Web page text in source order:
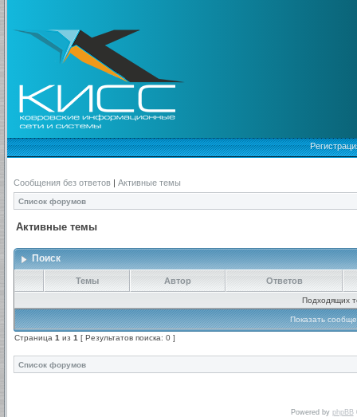
Сообщения без ответов | Активные темы
Список форумов
Активные темы
Поиск
Темы Автор Ответов
Подходящих
Показать
Страница 1 из 1 [ Результатов поиска: 0 ]
Список форумов
Powered by phpBB